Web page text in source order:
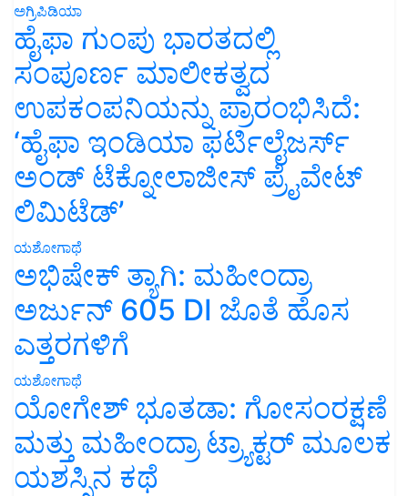
ಅಗ್ರಿಪಿಡಿಯಾ
ಹೈಫಾ ಗುಂಪು ಭಾರತದಲ್ಲಿ
ಸಂಪೂರ್ಣ ಮಾಲೀಕತ್ವದ
ಉಪಕಂಪನಿಯನ್ನು ಪ್ರಾರಂಭಿಸಿದೆ:
‘ಹೈಫಾ ಇಂಡಿಯಾ ಫರ್ಟಿಲೈಜರ್ಸ್
ಅಂಡ್ ಟೆಕ್ನೋಲಾಜೀಸ್ ಪ್ರೈವೇಟ್
ಲಿಮಿಟೆಡ್’
ಯಶೋಗಾಥೆ
ಅಭಿಷೇಕ್ ತ್ಯಾಗಿ: ಮಹೀಂದ್ರಾ
ಅರ್ಜುನ್ 605 DI ಜೊತೆ ಹೊಸ
ಎತ್ತರಗಳಿಗೆ
ಯಶೋಗಾಥೆ
ಯೋಗೇಶ್ ಭೂತಡಾ: ಗೋಸಂರಕ್ಷಣೆ
ಮತ್ತು ಮಹೀಂದ್ರಾ ಟ್ರ್ಯಾಕ್ಟರ್ ಮೂಲಕ
ಯಶಸ್ಸಿನ ಕಥೆ